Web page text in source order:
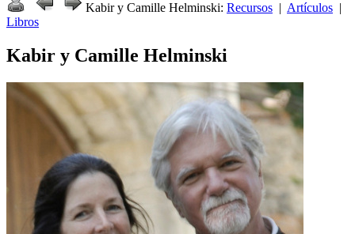
Kabir y Camille Helminski: Recursos | Artículos |
Libros
Kabir y Camille Helminski